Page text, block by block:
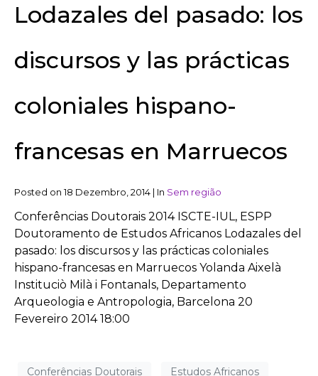
Lodazales del pasado: los
discursos y las prácticas
coloniales hispano-
francesas en Marruecos
Posted on 18 Dezembro, 2014 In Sem região
Conferências Doutorais 2014 ISCTE-IUL, ESPP
Doutoramento de Estudos Africanos Lodazales del
pasado: los discursos y las prácticas coloniales
hispano-francesas en Marruecos Yolanda Aixelà
Instituciò Milà i Fontanals, Departamento
Arqueologia e Antropologia, Barcelona 20
Fevereiro 2014 18:00
Conferências Doutorais Estudos Africanos